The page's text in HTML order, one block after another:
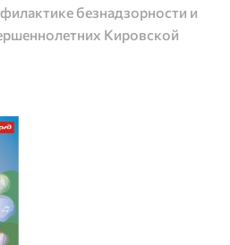
безнадзорности и
Кировской